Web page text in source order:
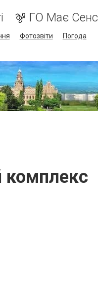
ГО Має Сенс
Фотозвіти
Погода
комплекс